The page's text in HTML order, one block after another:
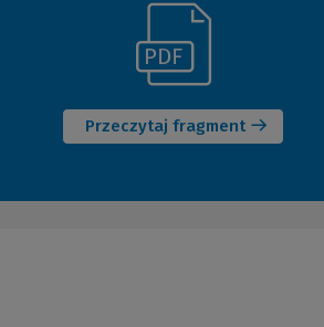
Przeczytaj fragment
(Nowe
okno)
(Link
do
innej
strony)